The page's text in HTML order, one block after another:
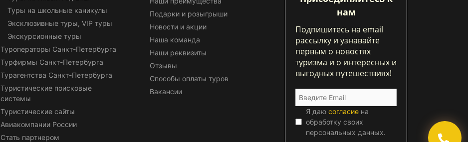
Туры на школьные каникулы
Эксклюзивные туры, VIP туры
Экскурсионные туры
Туроператоры Санкт-Петербурга
Турфирмы Санкт-Петербурга
Турагентства Санкт-Петербурга
Туристические поисковые
системы
Туристические сайты
Авиакомпании России
Стать партнером
Подарки и розыгрыши
Новости и акции
Наша команда
Наши реквизиты
Отзывы
Способы оплаты туров
Вакансии
нам
Подпишитесь на email
рассылку и узнавайте
первым о новостях
туризма и о интересных и
выгодных путешествиях!
Я даю согласие на
обработку своих
персональных данных.